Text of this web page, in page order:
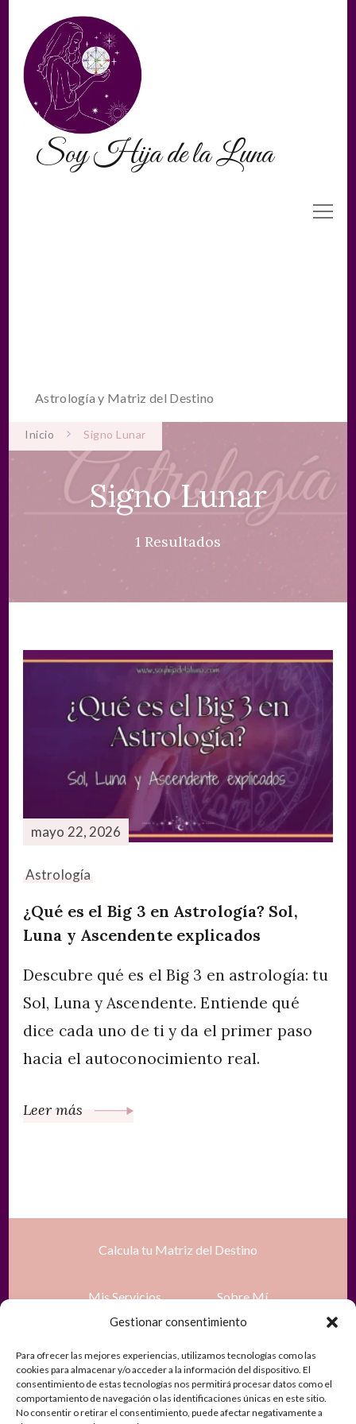
Gestionar consentimiento
Para ofrecer las mejores experiencias, utilizamos tecnologías como las
cookies para almacenar y/o acceder a la información del dispositivo. El
consentimiento de estas tecnologías nos permitirá procesar datos como el
comportamiento de navegación o las identificaciones únicas en este sitio.
No consentir o retirar el consentimiento, puede afectar negativamente a
Soy Hija de la Luna
Astrología y Matriz del Destino
Inicio Signo Lunar
Signo Lunar
1 Resultados
mayo 22, 2026
Astrología
¿Qué es el Big 3 en Astrología? Sol,
Luna y Ascendente explicados
Descubre qué es el Big 3 en astrología: tu
Sol, Luna y Ascendente. Entiende qué
dice cada uno de ti y da el primer paso
hacia el autoconocimiento real.
Leer más
Calcula tu Matriz del Destino
Mis Servicios Sobre Mí
Contacto Política de Privacidad